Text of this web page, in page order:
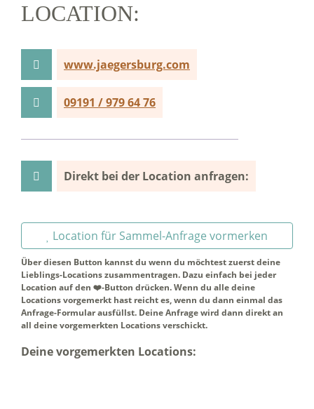
LOCATION:
www.jaegersburg.com
09191 / 979 64 76
Direkt bei der Location anfragen:
Location für Sammel-Anfrage vormerken
Über diesen Button kannst du wenn du möchtest zuerst deine
Lieblings-Locations zusammentragen. Dazu einfach bei jeder
Location auf den ❤️-Button drücken. Wenn du alle deine
Locations vorgemerkt hast reicht es, wenn du dann einmal das
Anfrage-Formular ausfüllst. Deine Anfrage wird dann direkt an
all deine vorgemerkten Locations verschickt.
Deine vorgemerkten Locations: